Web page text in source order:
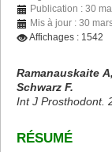
Publication : 30
Mis à jour : 30
Affichages : 1542
Ramanauskaite
Schwarz F.
Int J Prosthodont.
RÉSUMÉ